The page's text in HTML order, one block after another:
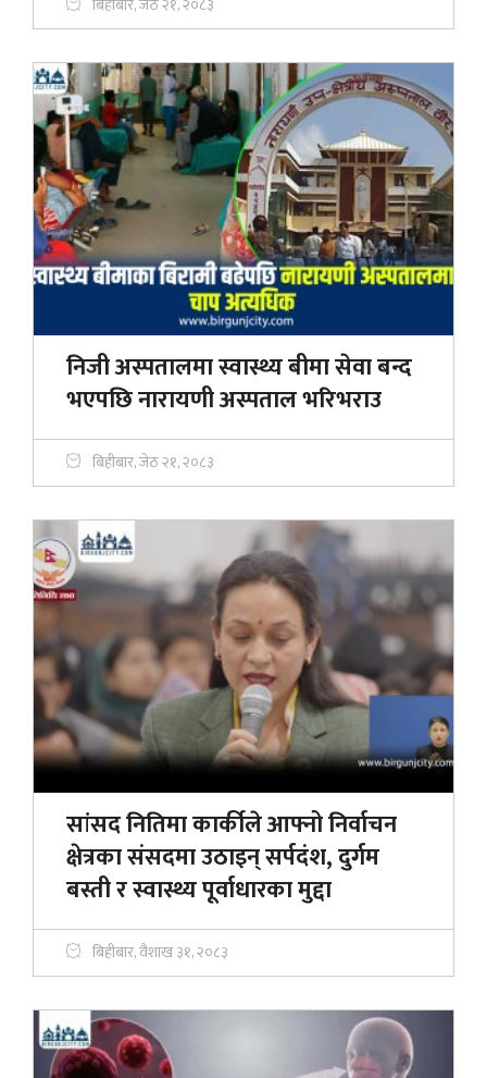
निजी अस्पतालमा स्वास्थ्य बीमा सेवा बन्द
भएपछि नारायणी अस्पताल भरिभराउ
बिहीबार, जेठ २१, २०८३
सांसद नितिमा कार्कीले आफ्नो निर्वाचन
क्षेत्रका संसदमा उठाइन् सर्पदंश, दुर्गम
बस्ती र स्वास्थ्य पूर्वाधारका मुद्दा
बिहीबार, वैशाख ३१, २०८३